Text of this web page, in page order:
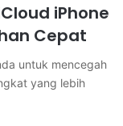
iPhone
Cepat
untuk mencegah
yang lebih